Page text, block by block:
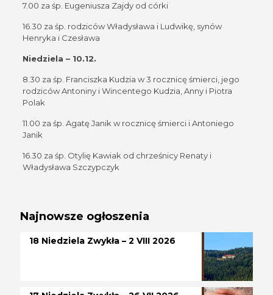
7.00 za śp. Eugeniusza Zajdy od córki
16.30 za śp. rodziców Władysława i Ludwikę, synów
Henryka i Czesława
Niedziela – 10.12.
8.30 za śp. Franciszka Kudzia w 3 rocznicę śmierci, jego
rodziców Antoniny i Wincentego Kudzia, Anny i Piotra
Polak
11.00 za śp. Agatę Janik w rocznicę śmierci i Antoniego
Janik
16.30 za śp. Otylię Kawiak od chrześnicy Renaty i
Władysława Szczypczyk
Najnowsze ogłoszenia
18 Niedziela Zwykła – 2 VIII 2026